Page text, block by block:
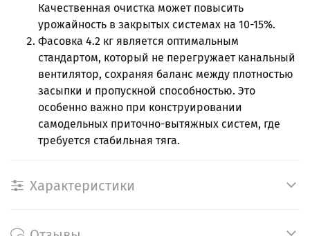
Качественная очистка может повысить
урожайность в закрытых системах на 10-15%.
Фасовка 4.2 кг является оптимальным
стандартом, который не перегружает канальный
вентилятор, сохраняя баланс между плотностью
засыпки и пропускной способностью. Это
особенно важно при конструировании
самодельных приточно-вытяжных систем, где
требуется стабильная тяга.
Характеристики